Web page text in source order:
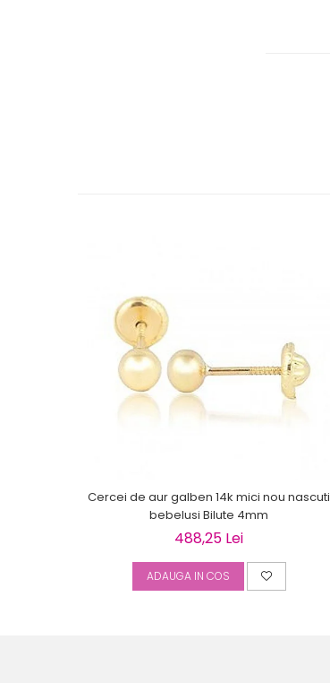
Cercei de aur galben 14k mici nou nascuti
bebelusi Bilute 4mm
488,25 Lei
ADAUGA IN COS